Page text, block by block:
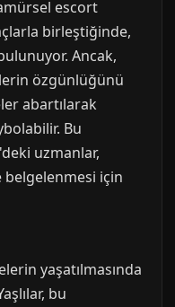
escort
birleştiğinde,
Ancak,
özgünlüğünü
abartılarak
Bu
uzmanlar,
için
yaşatılmasında
bu